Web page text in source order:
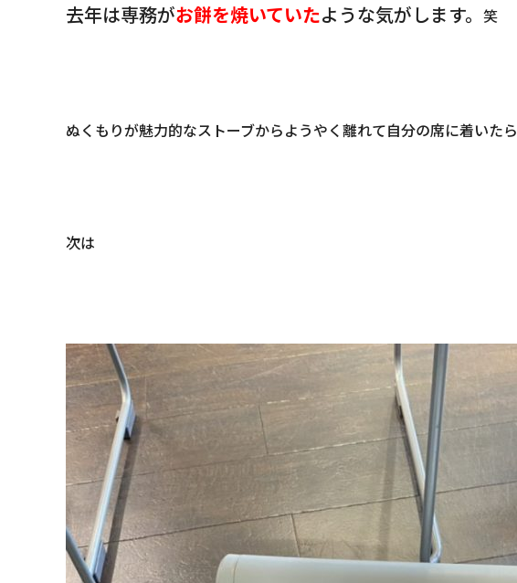
去年は専務がお餅を焼いていたような気がします。 笑
ぬくもりが魅力的なストーブからようやく離れて自分の席に着いたら
次は